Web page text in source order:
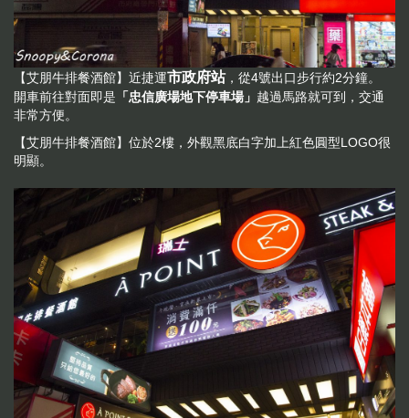
【艾朋牛排餐酒館】近捷運市政府站，從4號出口步行約2分鐘。
開車前往對面即是 「忠信廣場地下停車場」 越過馬路就可到，交通
非常方便。
【艾朋牛排餐酒館】位於2樓，外觀黑底白字加上紅色圓型LOGO很
明顯。